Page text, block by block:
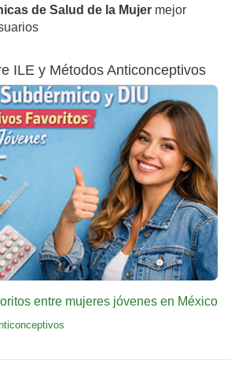
de Salud de la Mujer mejor
ILE y Métodos Anticonceptivos
entre mujeres jóvenes en México